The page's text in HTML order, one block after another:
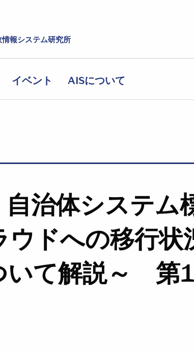
報システム研究所
イベント AISについて
治体システム
ウドへの移行
いて解説～ 第